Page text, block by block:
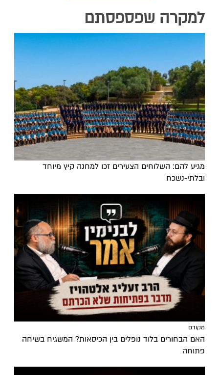
למקרה שפספסתם
מגיע להם: השלוחים הצעירים זכו למחנה קיץ מיוחד
ובלתי-נשכח
מקודם
האם הבחורים בלוד נופלים בין הכיסאות? המשגיח בשיחה
פתוחה